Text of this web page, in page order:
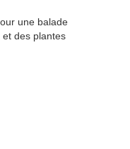
une balade
des plantes